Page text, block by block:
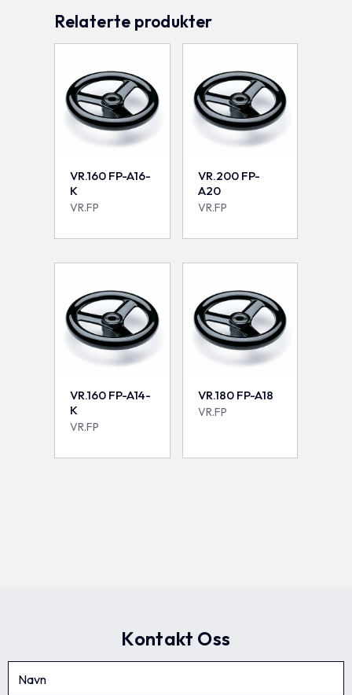
Relaterte produkter
VR.160 FP-A16-
K
VR.FP
VR.200 FP-
A20
VR.FP
VR.160 FP-A14-
K
VR.FP
VR.180 FP-A18
VR.FP
Kontakt Oss